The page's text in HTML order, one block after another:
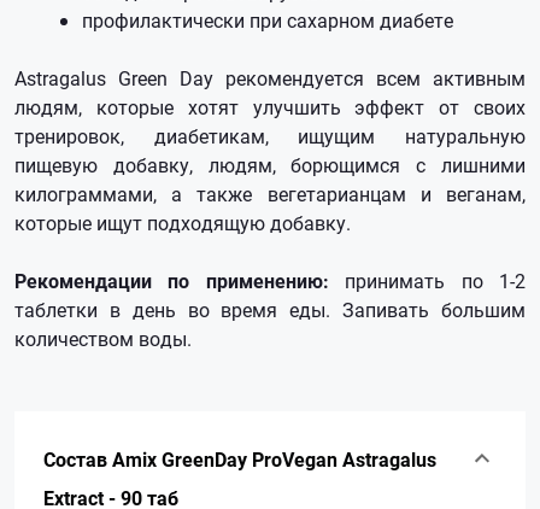
профилактически при сахарном диабете
Astragalus Green Day рекомендуется всем активным
людям, которые хотят улучшить эффект от своих
тренировок, диабетикам, ищущим натуральную
пищевую добавку, людям, борющимся с лишними
килограммами, а также вегетарианцам и веганам,
которые ищут подходящую добавку.
Рекомендации по применению: принимать по 1-2
таблетки в день во время еды. Запивать большим
количеством воды.
Состав Amix GreenDay ProVegan Astragalus
Extract - 90 таб